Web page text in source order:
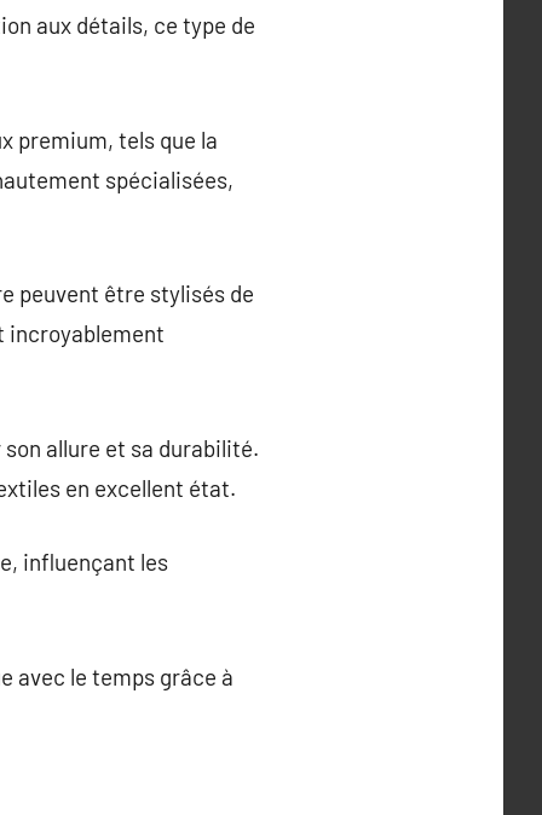
aux détails, ce type de
premium, tels que la
spécialisées,
peuvent être stylisés de
incroyablement
allure et sa durabilité.
en excellent état.
influençant les
avec le temps grâce à